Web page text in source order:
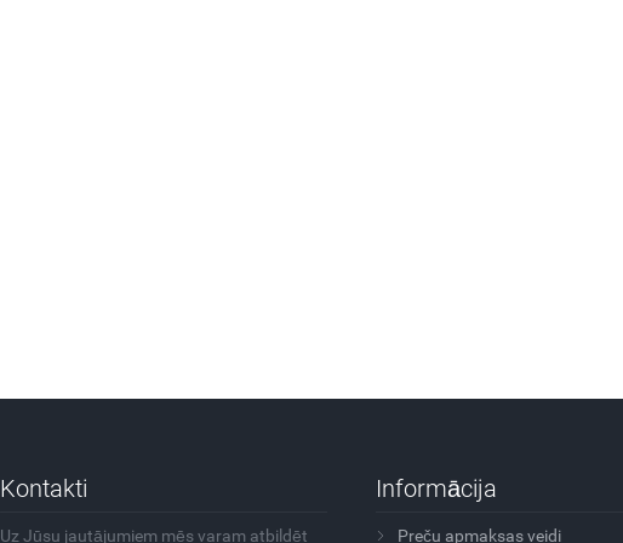
Kontakti
Uz Jūsu jautājumiem mēs varam atbildēt
Informācija
Preču apmaksas veidi